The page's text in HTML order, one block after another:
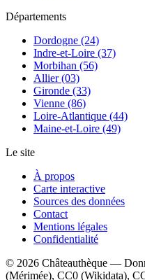
Départements
Dordogne (24)
Indre-et-Loire (37)
Morbihan (56)
Allier (03)
Gironde (33)
Vienne (86)
Loire-Atlantique (44)
Maine-et-Loire (49)
Le site
À propos
Carte interactive
Sources des données
Contact
Mentions légales
Confidentialité
© 2026 Châteauthèque —
(Mérimée), CC0 (Wikidata),